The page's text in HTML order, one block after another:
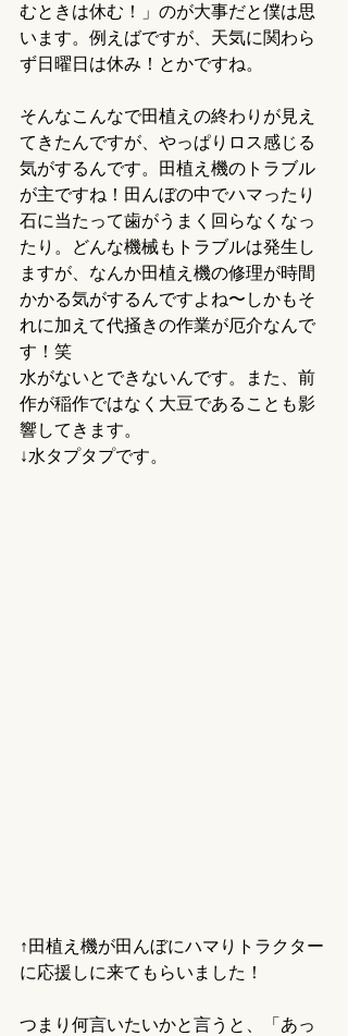
むときは休む！」のが大事だと僕は思
います。例えばですが、天気に関わら
ず日曜日は休み！とかですね。
そんなこんなで田植えの終わりが見え
てきたんですが、やっぱりロス感じる
気がするんです。田植え機のトラブル
が主ですね！田んぼの中でハマったり
石に当たって歯がうまく回らなくなっ
たり。どんな機械もトラブルは発生し
ますが、なんか田植え機の修理が時間
かかる気がするんですよね〜しかもそ
れに加えて代掻きの作業が厄介なんで
す！笑
水がないとできないんです。また、前
作が稲作ではなく大豆であることも影
響してきます。
↓水タプタプです。
↑田植え機が田んぼにハマりトラクター
に応援しに来てもらいました！
つまり何言いたいかと言うと、「あっ